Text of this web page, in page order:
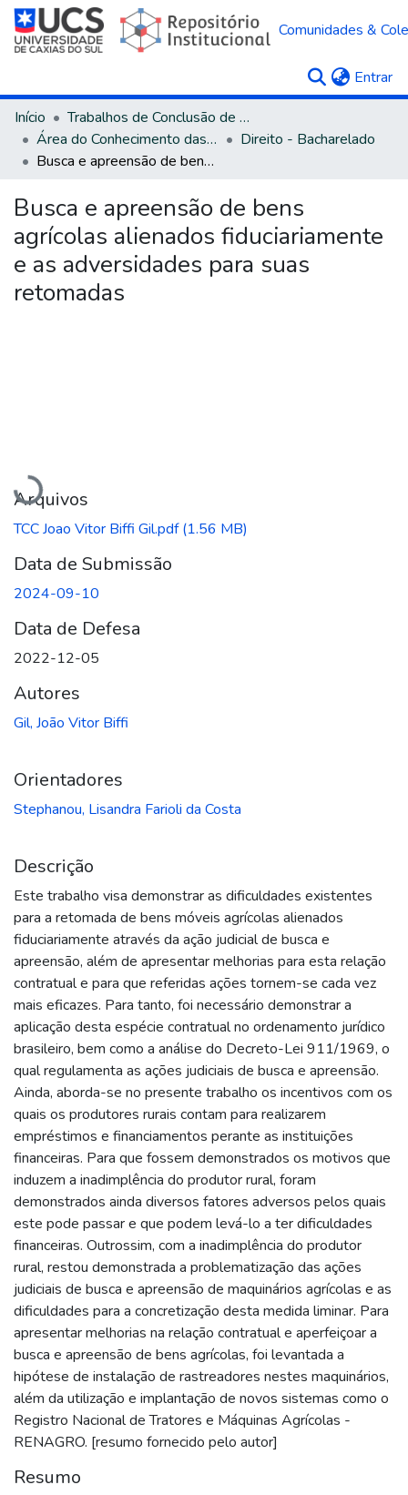
Comunidades &
Entrar
Início
Trabalhos de Conclusão de Curso
Área do Conhecimento das Ciências Sociais Aplicadas
Direito - Bacharelado
Busca e apreensão de bens agrícolas alienados fiduciariamente e as adversidades para suas retomadas
Busca e apreensão de bens
agrícolas alienados fiduciariamente
e as adversidades para suas
retomadas
Carregando...
Arquivos
TCC Joao Vitor Biffi Gil.pdf(1.56 MB)
Data de Submissão
2024-09-10
Data de Defesa
2022-12-05
Autores
Gil, João Vitor Biffi
Orientadores
Stephanou, Lisandra Farioli da Costa
Descrição
Este trabalho visa demonstrar as dificuldades existentes
para a retomada de bens móveis agrícolas alienados
fiduciariamente através da ação judicial de busca e
apreensão, além de apresentar melhorias para esta relação
contratual e para que referidas ações tornem-se cada vez
mais eficazes. Para tanto, foi necessário demonstrar a
aplicação desta espécie contratual no ordenamento jurídico
brasileiro, bem como a análise do Decreto-Lei 911/1969, o
qual regulamenta as ações judiciais de busca e apreensão.
Ainda, aborda-se no presente trabalho os incentivos com os
quais os produtores rurais contam para realizarem
empréstimos e financiamentos perante as instituições
financeiras. Para que fossem demonstrados os motivos que
induzem a inadimplência do produtor rural, foram
demonstrados ainda diversos fatores adversos pelos quais
este pode passar e que podem levá-lo a ter dificuldades
financeiras. Outrossim, com a inadimplência do produtor
rural, restou demonstrada a problematização das ações
judiciais de busca e apreensão de maquinários agrícolas e as
dificuldades para a concretização desta medida liminar. Para
apresentar melhorias na relação contratual e aperfeiçoar a
busca e apreensão de bens agrícolas, foi levantada a
hipótese de instalação de rastreadores nestes maquinários,
além da utilização e implantação de novos sistemas como o
Registro Nacional de Tratores e Máquinas Agrícolas -
RENAGRO. [resumo fornecido pelo autor]
Resumo